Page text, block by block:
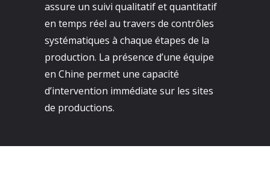
assure un suivi qualitatif et quantitatif
en temps réel au travers de contrôles
systématiques à chaque étapes de la
production. La présence d’une équipe
en Chine permet une capacité
d’intervention immédiate sur les sites
de productions.